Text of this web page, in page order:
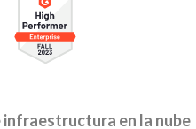
en la nube